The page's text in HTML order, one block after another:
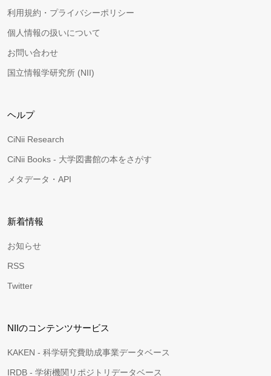
利用規約・プライバシーポリシー
個人情報の扱いについて
お問い合わせ
国立情報学研究所 (NII)
ヘルプ
CiNii Research
CiNii Books - 大学図書館の本をさがす
メタデータ・API
新着情報
お知らせ
RSS
Twitter
NIIのコンテンツサービス
KAKEN - 科学研究費助成事業データベース
IRDB - 学術機関リポジトリデータベース